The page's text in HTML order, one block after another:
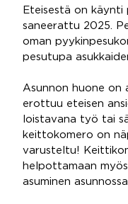
Eteisestä on käynti
saneerattu 2025.
oman
pesutupa
Asunnon huone on
erottuu eteisen
loistavana työ tai
keittokomero on
varusteltu!
helpottamaan
asuminen